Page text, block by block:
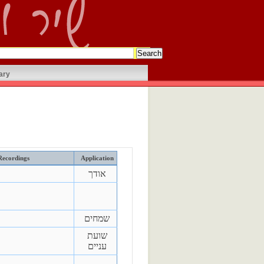
Application
אודך
שמחים
שועת
עניים